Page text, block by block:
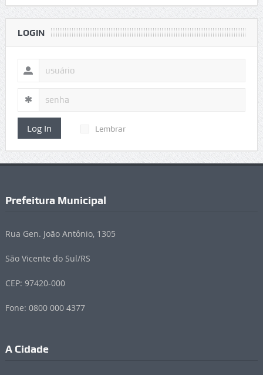
LOGIN
Log In Lembrar
Prefeitura Municipal
Rua Gen. João Antônio, 1305
São Vicente do Sul/RS
CEP: 97420-000
Fone: 0800 000 4377
A Cidade